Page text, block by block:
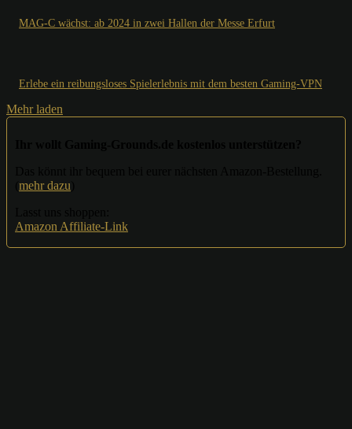
MAG-C wächst: ab 2024 in zwei Hallen der Messe Erfurt
Erlebe ein reibungsloses Spielerlebnis mit dem besten Gaming-VPN
Mehr laden
mehr dazu
Amazon Affiliate-Link